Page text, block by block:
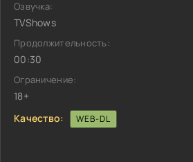
Озвучка:
TVShows
Продолжительность:
00:30
Ограничение:
18+
Качество:
WEB-DL